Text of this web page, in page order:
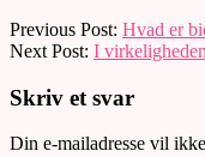
2017-
04-
Previous Post: Hvad er
Next Post: I
Skriv et svar
Din e-mailadresse vil